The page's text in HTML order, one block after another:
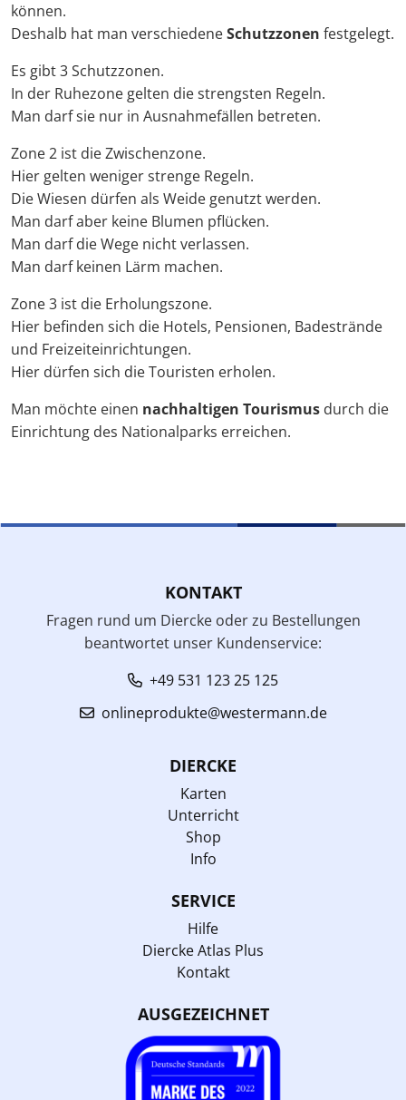
können.
Deshalb hat man verschiedeneSchutzzonen festgelegt.
Es gibt 3 Schutzzonen.
In der Ruhezone gelten die strengsten Regeln.
Man darf sie nur in Ausnahmefällen betreten.
Zone 2 ist die Zwischenzone.
Hier gelten weniger strenge Regeln.
Die Wiesen dürfen als Weide genutzt werden.
Man darf aber keine Blumen pflücken.
Man darf die Wege nicht verlassen.
Man darf keinen Lärm machen.
Zone 3 ist die Erholungszone.
Hier befinden sich die Hotels, Pensionen, Badestrände
und Freizeiteinrichtungen.
Hier dürfen sich die Touristen erholen.
Man möchte einen nachhaltigen Tourismus durch die
Einrichtung des Nationalparks erreichen.
KONTAKT
Fragen rund um Diercke oder zu Bestellungen
beantwortet unser Kundenservice:
+49 531 123 25 125
onlineprodukte@westermann.de
DIERCKE
Karten
Unterricht
Shop
Info
SERVICE
Hilfe
Diercke Atlas Plus
Kontakt
AUSGEZEICHNET